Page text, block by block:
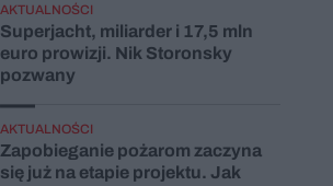
AKTUALNOŚCI
Superjacht, miliarder i 17,5 mln
euro prowizji. Nik Storonsky
pozwany
AKTUALNOŚCI
Zapobieganie pożarom zaczyna
się już na etapie projektu. Jak